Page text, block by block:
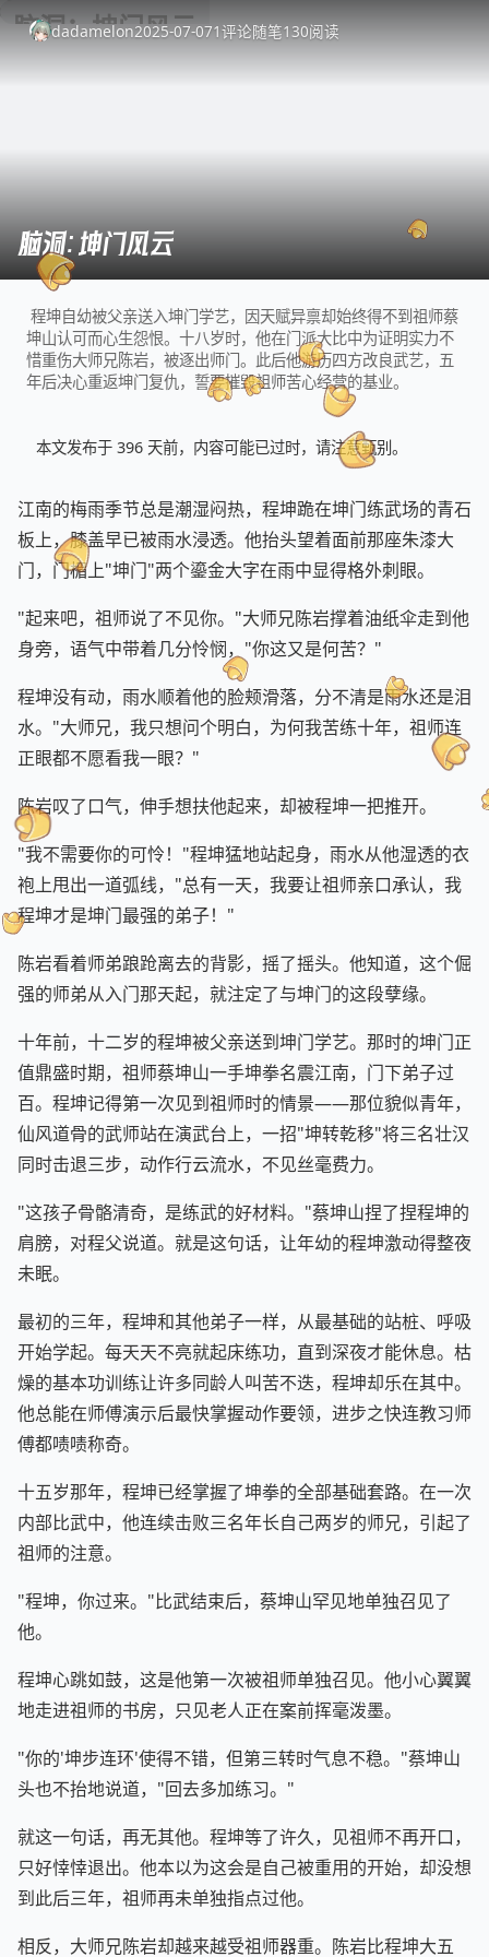
dadamelon2025-07-071评论随笔130阅读
脑洞：坤门风云
程坤自幼被父亲送入坤门学艺，因天赋异禀却始终得不到祖师蔡
坤山认可而心生怨恨。十八岁时，他在门派大比中为证明实力不
惜重伤大师兄陈岩，被逐出师门。此后他游历四方改良武艺，五
年后决心重返坤门复仇，誓要摧毁祖师苦心经营的基业。
本文发布于 396 天前，内容可能已过时，请注意甄别。
江南的梅雨季节总是潮湿闷热，程坤跪在坤门练武场的青石
板上，膝盖早已被雨水浸透。他抬头望着面前那座朱漆大
门，门楣上"坤门"两个鎏金大字在雨中显得格外刺眼。
"起来吧，祖师说了不见你。"大师兄陈岩撑着油纸伞走到他
身旁，语气中带着几分怜悯，"你这又是何苦？"
程坤没有动，雨水顺着他的脸颊滑落，分不清是雨水还是泪
水。"大师兄，我只想问个明白，为何我苦练十年，祖师连
正眼都不愿看我一眼？"
陈岩叹了口气，伸手想扶他起来，却被程坤一把推开。
"我不需要你的可怜！"程坤猛地站起身，雨水从他湿透的衣
袍上甩出一道弧线，"总有一天，我要让祖师亲口承认，我
程坤才是坤门最强的弟子！"
陈岩看着师弟踉跄离去的背影，摇了摇头。他知道，这个倔
强的师弟从入门那天起，就注定了与坤门的这段孽缘。
十年前，十二岁的程坤被父亲送到坤门学艺。那时的坤门正
值鼎盛时期，祖师蔡坤山一手坤拳名震江南，门下弟子过
百。程坤记得第一次见到祖师时的情景——那位貌似青年，
仙风道骨的武师站在演武台上，一招"坤转乾移"将三名壮汉
同时击退三步，动作行云流水，不见丝毫费力。
"这孩子骨骼清奇，是练武的好材料。"蔡坤山捏了捏程坤的
肩膀，对程父说道。就是这句话，让年幼的程坤激动得整夜
未眠。
最初的三年，程坤和其他弟子一样，从最基础的站桩、呼吸
开始学起。每天天不亮就起床练功，直到深夜才能休息。枯
燥的基本功训练让许多同龄人叫苦不迭，程坤却乐在其中。
他总能在师傅演示后最快掌握动作要领，进步之快连教习师
傅都啧啧称奇。
十五岁那年，程坤已经掌握了坤拳的全部基础套路。在一次
内部比武中，他连续击败三名年长自己两岁的师兄，引起了
祖师的注意。
"程坤，你过来。"比武结束后，蔡坤山罕见地单独召见了
他。
程坤心跳如鼓，这是他第一次被祖师单独召见。他小心翼翼
地走进祖师的书房，只见老人正在案前挥毫泼墨。
"你的'坤步连环'使得不错，但第三转时气息不稳。"蔡坤山
头也不抬地说道，"回去多加练习。"
就这一句话，再无其他。程坤等了许久，见祖师不再开口，
只好悻悻退出。他本以为这会是自己被重用的开始，却没想
到此后三年，祖师再未单独指点过他。
相反，大师兄陈岩却越来越受祖师器重。陈岩比程坤大五